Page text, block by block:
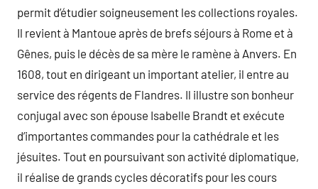
permit d’étudier soigneusement les collections royales.
Il revient à Mantoue après de brefs séjours à Rome et à
Gênes, puis le décès de sa mère le ramène à Anvers. En
1608, tout en dirigeant un important atelier, il entre au
service des régents de Flandres. Il illustre son bonheur
conjugal avec son épouse Isabelle Brandt et exécute
d’importantes commandes pour la cathédrale et les
jésuites. Tout en poursuivant son activité diplomatique,
il réalise de grands cycles décoratifs pour les cours